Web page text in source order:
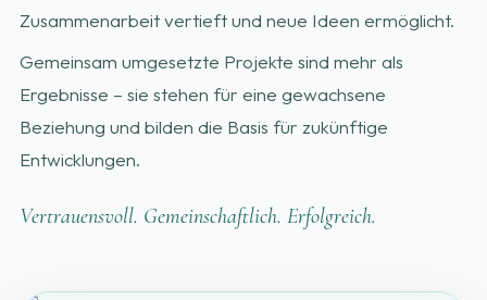
Zusammenarbeit vertieft und neue Ideen ermöglicht.
Gemeinsam umgesetzte Projekte sind mehr als
Ergebnisse – sie stehen für eine gewachsene
Beziehung und bilden die Basis für zukünftige
Entwicklungen.
Vertrauensvoll. Gemeinschaftlich. Erfolgreich.